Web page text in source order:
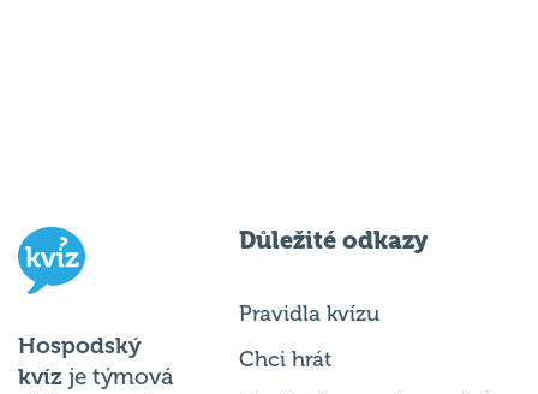
Hospodský
kvíz je týmová
Důležité odkazy
Pravidla kvízu
Chci hrát